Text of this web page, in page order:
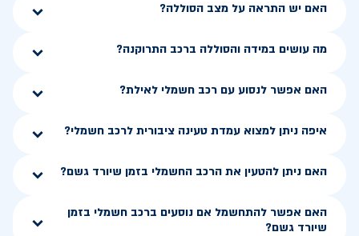
האם יש התראה על מצב הסוללה?
מה עושים במידה והסוללה ברכב התרוקנה?
האם אפשר לנסוע עם רכב חשמלי לאילת?
איפה ניתן למצוא עמדת טעינה ציבורית לרכב חשמלי?
האם ניתן להטעין את הרכב החשמלי בזמן שיורד גשם?
האם אפשר להתחשמל אם נוסעים ברכב חשמלי בזמן
שיורד גשם?